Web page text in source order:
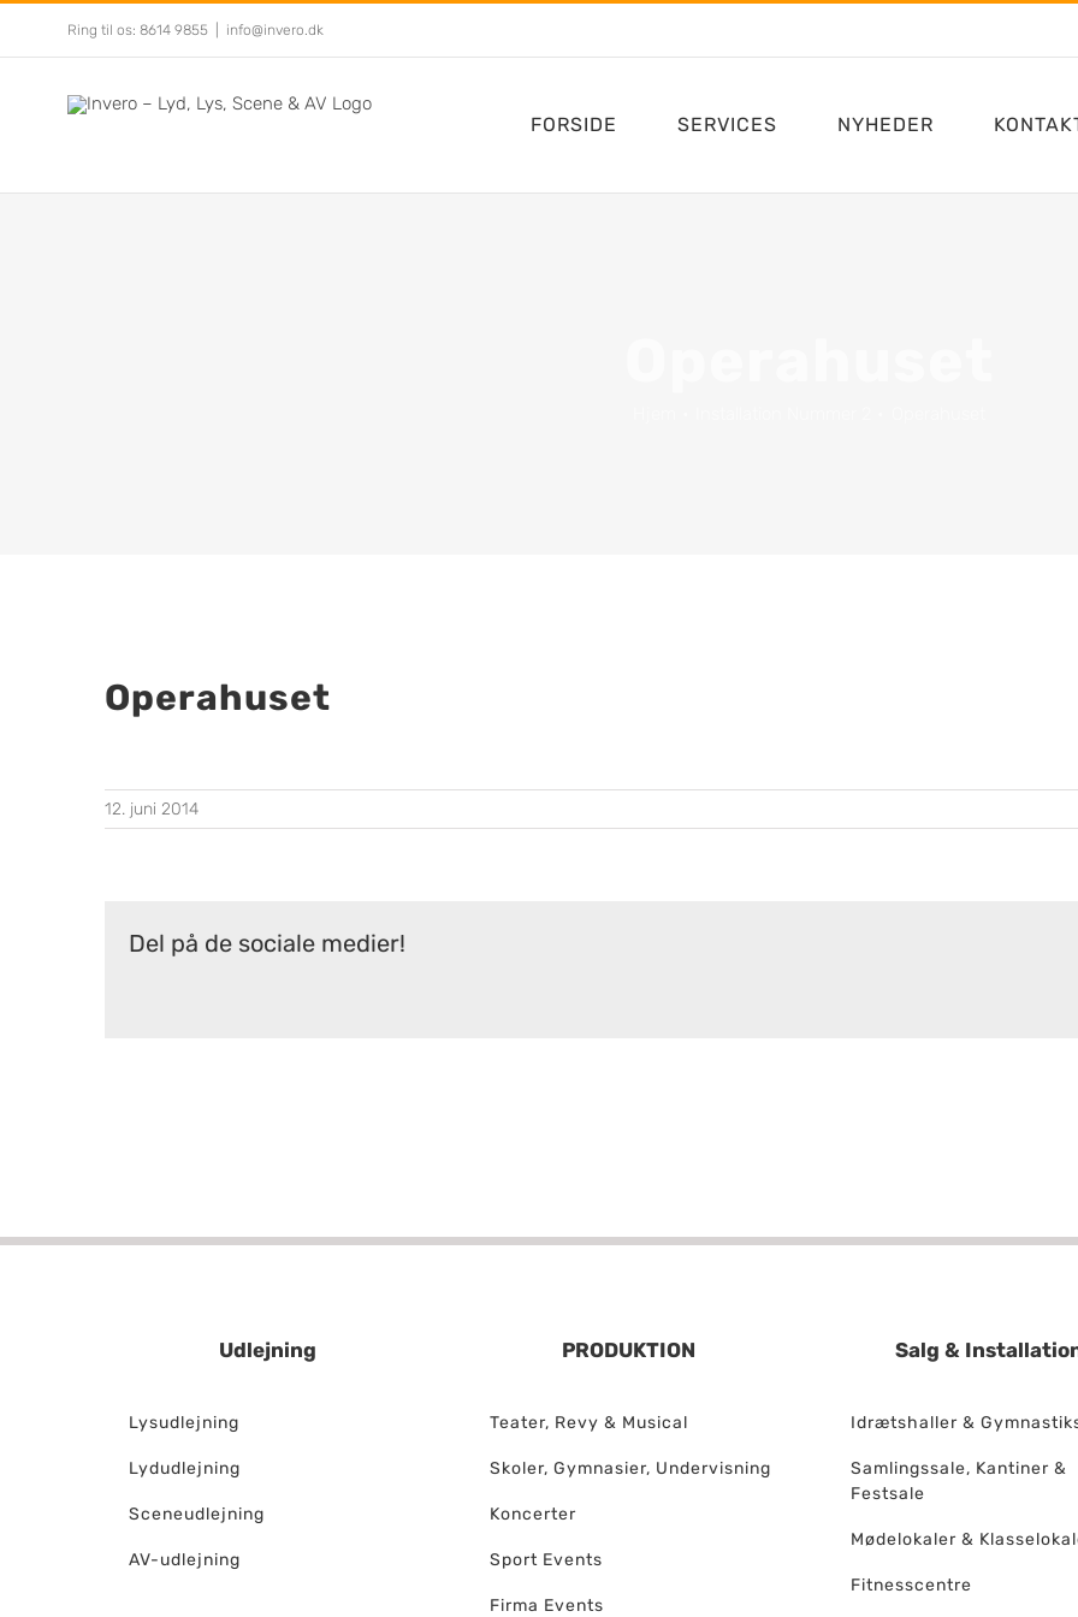
content
Ring til os: 8614 9855 info@invero.dk
FORSIDE SERVICES NYHEDER
Operahuset
12. juni 2014
Del på de sociale medier!
Udlejning
Lysudlejning
Lydudlejning
Sceneudlejning
AV-udlejning
PRODUKTION
Teater, Revy & Musical
Skoler, Gymnasier, Undervisning
Koncerter
Sport Events
Firma Events
Salg &
Idrætshaller &
Samlingssale, Kantiner &
Festsale
Mødelokaler &
Fitnesscentre